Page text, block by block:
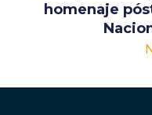
homenaje